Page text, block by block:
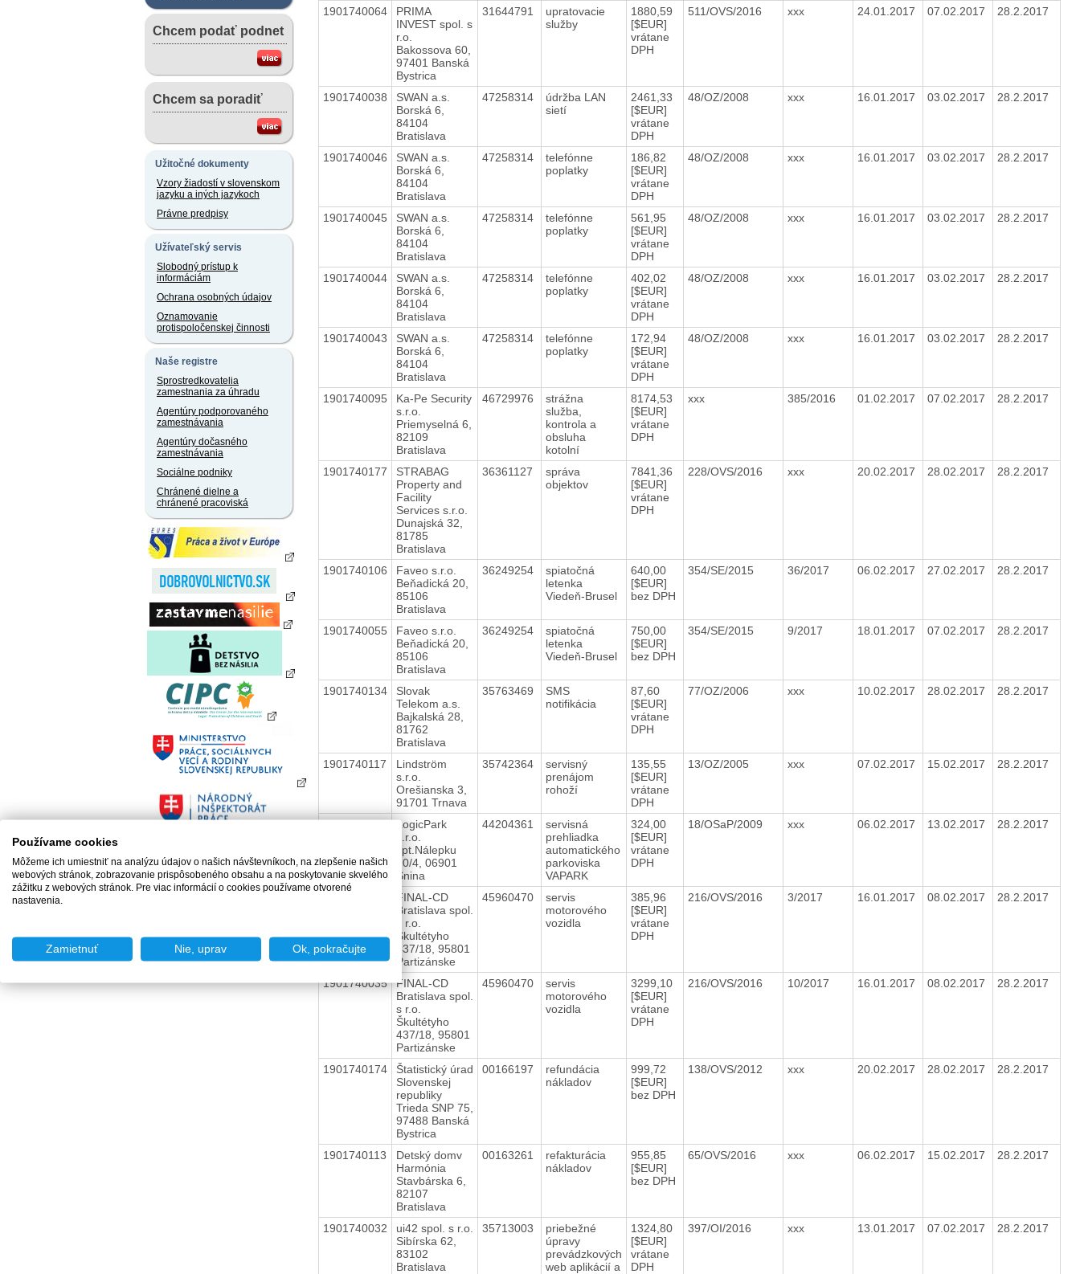
Chcem podať podnet
Chcem sa poradiť
Užitočné dokumenty
Vzory žiadostí v slovenskom
jazyku a iných jazykoch
Právne predpisy
Užívateľský servis
Slobodný prístup k
informáciám
Ochrana osobných údajov
Oznamovanie
protispoločenskej činnosti
Naše registre
Sprostredkovatelia
zamestnania za úhradu
Agentúry podporovaného
zamestnávania
Agentúry dočasného
zamestnávania
Sociálne podniky
Chránené dielne a
chránené pracoviská
1901740064
PRIMA
INVEST spol. s
r.o.
Bakossova 60,
97401 Banská
Bystrica
31644791
upratovacie
služby
1880,59
[$EUR]
vrátane
DPH
511/OVS/2016 xxx 24.01.2017 07.02.2017 28.2.2017
1901740038
SWAN a.s.
Borská 6,
84104
Bratislava
47258314
údržba LAN
sietí
2461,33
[$EUR]
vrátane
DPH
48/OZ/2008 xxx 16.01.2017 03.02.2017 28.2.2017
1901740046
SWAN a.s.
Borská 6,
84104
Bratislava
47258314
telefónne
poplatky
186,82
[$EUR]
vrátane
DPH
48/OZ/2008 xxx 16.01.2017 03.02.2017 28.2.2017
1901740045
SWAN a.s.
Borská 6,
84104
Bratislava
47258314
telefónne
poplatky
561,95
[$EUR]
vrátane
DPH
48/OZ/2008 xxx 16.01.2017 03.02.2017 28.2.2017
1901740044
SWAN a.s.
Borská 6,
84104
Bratislava
47258314
telefónne
poplatky
402,02
[$EUR]
vrátane
DPH
48/OZ/2008 xxx 16.01.2017 03.02.2017 28.2.2017
1901740043
SWAN a.s.
Borská 6,
84104
Bratislava
47258314
telefónne
poplatky
172,94
[$EUR]
vrátane
DPH
48/OZ/2008 xxx 16.01.2017 03.02.2017 28.2.2017
1901740095
Ka-Pe Security
s.r.o.
Priemyselná 6,
82109
Bratislava
46729976
strážna
služba,
kontrola a
obsluha
kotolní
8174,53
[$EUR]
vrátane
DPH
xxx 385/2016 01.02.2017 07.02.2017 28.2.2017
1901740177
STRABAG
Property and
Facility
Services s.r.o.
Dunajská 32,
81785
Bratislava
36361127
správa
objektov
7841,36
[$EUR]
vrátane
DPH
228/OVS/2016 xxx 20.02.2017 28.02.2017 28.2.2017
1901740106
Faveo s.r.o.
Beňadická 20,
85106
Bratislava
36249254
spiatočná
letenka
Viedeň-Brusel
640,00
[$EUR]
bez DPH
354/SE/2015 36/2017 06.02.2017 27.02.2017 28.2.2017
1901740055
Faveo s.r.o.
Beňadická 20,
85106
Bratislava
36249254
spiatočná
letenka
Viedeň-Brusel
750,00
[$EUR]
bez DPH
354/SE/2015 9/2017 18.01.2017 07.02.2017 28.2.2017
1901740134
Slovak
Telekom a.s.
Bajkalská 28,
81762
Bratislava
35763469
SMS
notifikácia
87,60
[$EUR]
vrátane
DPH
77/OZ/2006 xxx 10.02.2017 28.02.2017 28.2.2017
1901740117
Lindström
s.r.o.
Orešianska 3,
91701 Trnava
35742364
servisný
prenájom
rohoží
135,55
[$EUR]
vrátane
DPH
13/OZ/2005 xxx 07.02.2017 15.02.2017 28.2.2017
1901740102
LogicPark
s.r.o.
kpt.Nálepku
70/4, 06901
Snina
44204361
servisná
prehliadka
automatického
parkoviska
VAPARK
324,00
[$EUR]
vrátane
DPH
18/OSaP/2009 xxx 06.02.2017 13.02.2017 28.2.2017
FINAL-CD
Bratislava spol.
s r.o.
Škultétyho
437/18, 95801
Partizánske
45960470
servis
motorového
vozidla
385,96
[$EUR]
vrátane
DPH
216/OVS/2016 3/2017 16.01.2017 08.02.2017 28.2.2017
1901740035
FINAL-CD
Bratislava spol.
s r.o.
Škultétyho
437/18, 95801
Partizánske
45960470
servis
motorového
vozidla
3299,10
[$EUR]
vrátane
DPH
216/OVS/2016 10/2017 16.01.2017 08.02.2017 28.2.2017
1901740174
Štatistický úrad
Slovenskej
republiky
Trieda SNP 75,
97488 Banská
Bystrica
00166197
refundácia
nákladov
999,72
[$EUR]
bez DPH
138/OVS/2012 xxx 20.02.2017 28.02.2017 28.2.2017
1901740113
Detský domv
Harmónia
Stavbárska 6,
82107
Bratislava
00163261
refakturácia
nákladov
955,85
[$EUR]
bez DPH
65/OVS/2016 xxx 06.02.2017 15.02.2017 28.2.2017
1901740032
ui42 spol. s r.o.
Sibírska 62,
83102
Bratislava
35713003
priebežné
úpravy
prevádzkových
web aplikácií a
1324,80
[$EUR]
vrátane
DPH
397/OI/2016 xxx 13.01.2017 07.02.2017 28.2.2017
Používame cookies
Môžeme ich umiestniť na analýzu údajov o našich návštevníkoch, na zlepšenie našich
webových stránok, zobrazovanie prispôsobeného obsahu a na poskytovanie skvelého
zážitku z webových stránok. Pre viac informácií o cookies používame otvorené
nastavenia.
Zamietnuť Nie, uprav Ok, pokračujte